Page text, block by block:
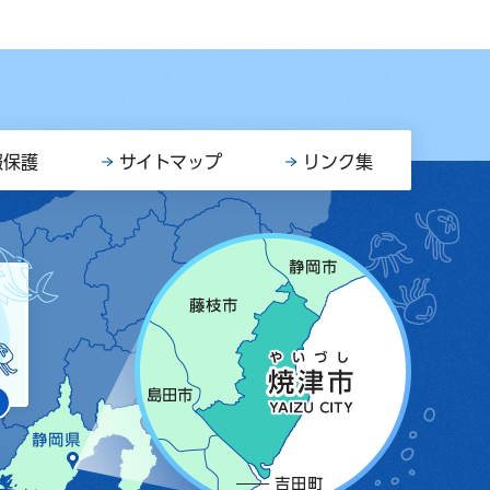
保護 サイトマップ リンク集